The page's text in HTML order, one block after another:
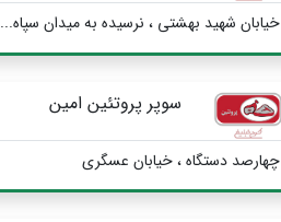
خیابان شهید بهشتی ، نرسیده به میدان سپاه...
سوپر پروتئین امین
چهارصد دستگاه ، خیابان عسگری